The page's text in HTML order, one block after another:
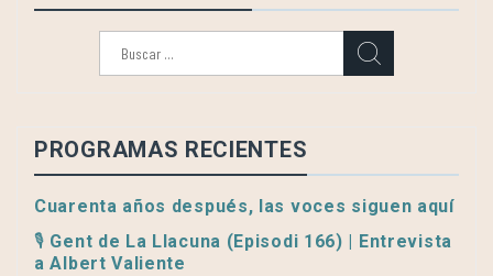
PROGRAMAS RECIENTES
Cuarenta años después, las voces siguen aquí
🎙️ Gent de La Llacuna (Episodi 166) | Entrevista
a Albert Valiente